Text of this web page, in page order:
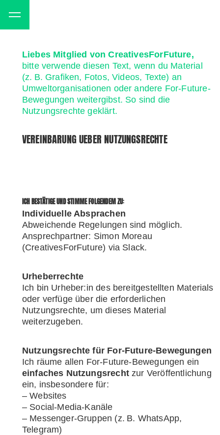
Liebes Mitglied von CreativesForFuture,
bitte verwende diesen Text, wenn du Material
(z. B. Grafiken, Fotos, Videos, Texte) an
Umweltorganisationen oder andere For-Future-
Bewegungen weitergibst. So sind die
Nutzungsrechte geklärt.
VEREINBARUNG UEBER NUTZUNGSRECHTE
ICH BESTÄTIGE UND STIMME FOLGENDEM ZU:
Individuelle Absprachen
Abweichende Regelungen sind möglich.
Ansprechpartner: Simon Moreau
(CreativesForFuture) via Slack.
Urheberrechte
Ich bin Urheber:in des bereitgestellten Materials
oder verfüge über die erforderlichen
Nutzungsrechte, um dieses Material
weiterzugeben.
Nutzungsrechte für For-Future-Bewegungen
Ich räume allen For-Future-Bewegungen ein
einfaches Nutzungsrechtzur Veröffentlichung
ein, insbesondere für:
– Websites
– Social-Media-Kanäle
– Messenger-Gruppen (z. B. WhatsApp,
Telegram)